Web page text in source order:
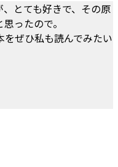
とても好きで、その原
ったので。
ぜひ私も読んでみたい